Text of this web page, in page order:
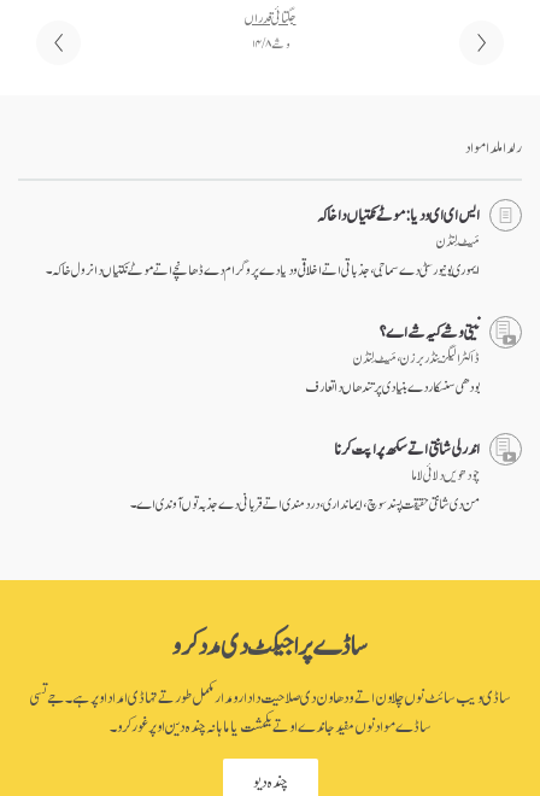
جگتائی قدراں
وشے ۸ / ۱۴
رلدا ملدا مواد
ایس ای ای ودیا: موٹے نکتیاں دا خاکہ
مَیٹ لِنڈن
ایموری یونیورسٹی دے سماجی، جذباتی اتے اخلاقی ودیا دے پروگرام دے ڈھانچے اتے موٹے نکتیاں دا نرول خاکہ۔
نیتی وشے کیہ شے اے؟
ڈاکٹر الیگزینڈر برزن ، مَیٹ لِنڈن
بودھی سنسکار دے بنیادی پرتندھاں دا تعارف
اندرلی شانتی اتے سکھ پراپت کرنا
چودھویں دلائی لاما
من دی شانتی حقیقت پسند سوچ، ایمانداری، درد مندی اتے قربانی دے جذبہ توں آوندی اے۔
ساڈے پراجیکٹ دی مدد کرو
ساڈی ویب سائٹ نوں چلاون اتے ودھاون دی صلاحیت دا دارومدار مکمل طور تے تہاڈی امداد اوپر ہے۔ جے تسی
ساڈے مواد نوں مفید جاندے او تے یکمشت یا ماہانہ چندہ دین اوپر غور کرو۔
چندہ دیو